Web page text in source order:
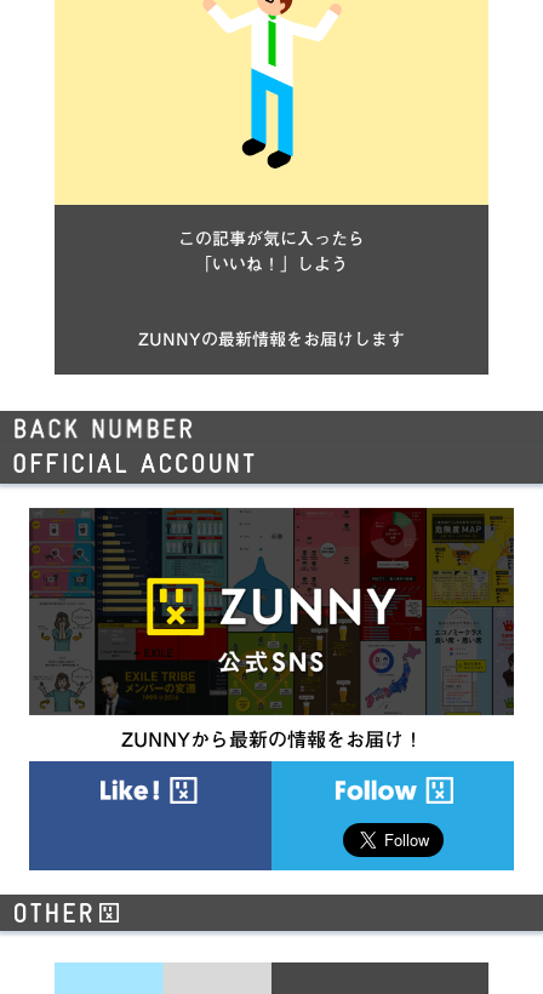
この記事が気に入ったら
「いいね！」しよう
ZUNNYの最新情報をお届けします
ZUNNYから最新の情報をお届け！